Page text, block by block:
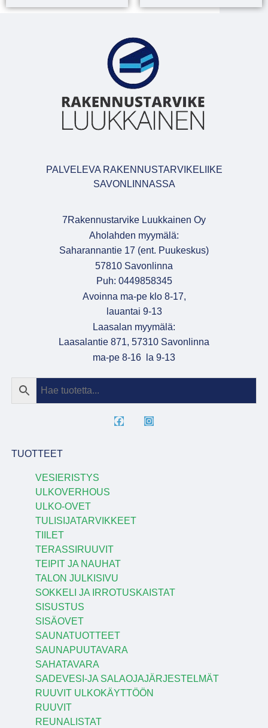
PALVELEVA RAKENNUSTARVIKELIIKE
SAVONLINNASSA
7Rakennustarvike Luukkainen Oy
Aholahden myymälä:
Saharannantie 17 (ent. Puukeskus)
57810 Savonlinna
Puh: 0449858345
Avoinna ma-pe klo 8-17,
lauantai 9-13
Laasalan myymälä:
Laasalantie 871, 57310 Savonlinna
ma-pe 8-16 la 9-13
TUOTTEET
VESIERISTYS
ULKOVERHOUS
ULKO-OVET
TULISIJATARVIKKEET
TIILET
TERASSIRUUVIT
TEIPIT JA NAUHAT
TALON JULKISIVU
SOKKELI JA IRROTUSKAISTAT
SISUSTUS
SISÄOVET
SAUNATUOTTEET
SAUNAPUUTAVARA
SAHATAVARA
SADEVESI-JA SALAOJAJÄRJESTELMÄT
RUUVIT ULKOKÄYTTÖÖN
RUUVIT
REUNALISTAT